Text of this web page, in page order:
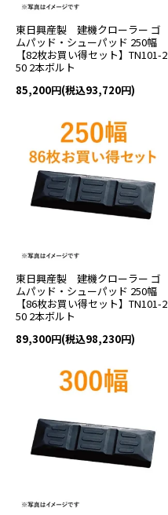
東日興産製 建機クローラー ゴ
ムパッド・シューパッド 250幅
【82枚お買い得セット】TN101-2
50 2本ボルト
85,200円(税込93,720円)
東日興産製 建機クローラー ゴ
ムパッド・シューパッド 250幅
【86枚お買い得セット】TN101-2
50 2本ボルト
89,300円(税込98,230円)